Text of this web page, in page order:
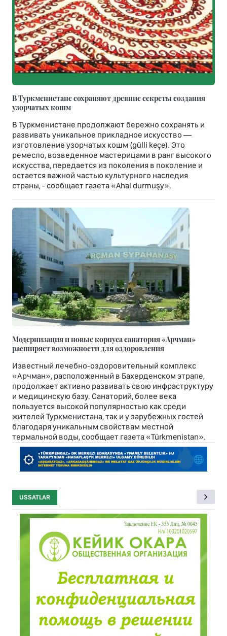
В Туркменистане сохраняют древние секреты создания
узорчатых кошм
В Туркменистане продолжают бережно сохранять и
развивать уникальное прикладное искусство —
изготовление узорчатых кошм (gülli keçe). Это
ремесло, возведенное мастерицами в ранг высокого
искусства, передается из поколения в поколение и
остается важной частью культурного наследия
страны, - сообщает газета «Ahal durmuşy».
Модернизация и новые корпуса санатория «Арчман»
расширяет возможности для оздоровления
Известный лечебно-оздоровительный комплекс
«Арчман», расположенный в Бахерденском этрапе,
продолжает активно развивать свою инфраструктуру
и медицинскую базу. Санаторий, более века
пользуется высокой популярностью как среди
жителей Туркменистана, так и у зарубежных гостей
благодаря уникальным свойствам местной
термальной воды, сообщает газета «Türkmenistan».
USSATLAR